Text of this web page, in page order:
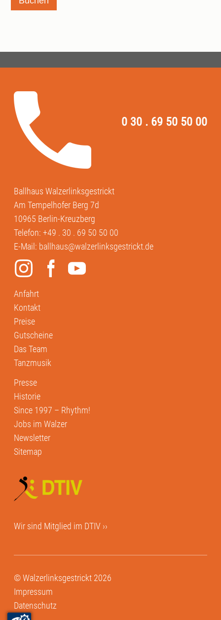
0 30 . 69 50 50 00
Ballhaus Walzerlinksgestrickt
Am Tempelhofer Berg 7d
10965 Berlin-Kreuzberg
Telefon:+49 . 30 . 69 50 50 00
E-Mail: ballhaus@walzerlinksgestrickt.de
Anfahrt
Kontakt
Preise
Gutscheine
Das Team
Tanzmusik
Presse
Historie
Since 1997 – Rhythm!
Jobs im Walzer
Newsletter
Sitemap
Wir sind Mitglied im DTIV ››
© Walzerlinksgestrickt 2026
Impressum
Datenschutz